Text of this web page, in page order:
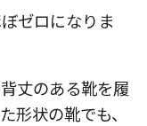
ゼロになりま
丈のある靴を履
形状の靴でも、